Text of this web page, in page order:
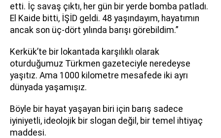
etti. İç savaş çıktı, her gün bir yerde bomba patladı.
El Kaide bitti, İŞİD geldi. 48 yaşındayım, hayatımın
ancak son üç-dört yılında barışı görebildim.”
Kerkük’te bir lokantada karşılıklı olarak
oturduğumuz Türkmen gazeteciyle neredeyse
yaşıtız. Ama 1000 kilometre mesafede iki ayrı
dünyada yaşamışız.
Böyle bir hayat yaşayan biri için barış sadece
iyiniyetli, ideolojik bir slogan değil, bir temel ihtiyaç
maddesi.